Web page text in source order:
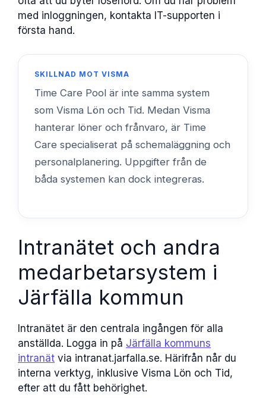
med inloggningen, kontakta IT-supporten i
första hand.
SKILLNAD MOT VISMA
Time Care Pool är inte samma system
som Visma Lön och Tid. Medan Visma
hanterar löner och frånvaro, är Time
Care specialiserat på schemaläggning och
personalplanering. Uppgifter från de
båda systemen kan dock integreras.
Intranätet och andra
medarbetarsystem i
Järfälla kommun
Intranätet är den centrala ingången för alla
anställda. Logga in på Järfälla kommuns
intranät via intranat.jarfalla.se. Härifrån når du
interna verktyg, inklusive Visma Lön och Tid,
efter att du fått behörighet.